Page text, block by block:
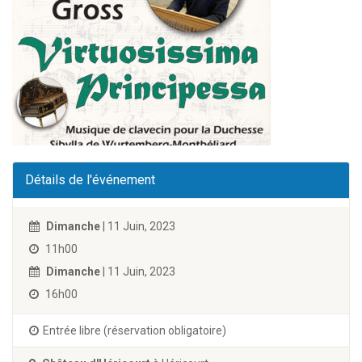
Détails de l'événement
Dimanche | 11 Juin, 2023
11h00
Dimanche | 11 Juin, 2023
16h00
Entrée libre (réservation obligatoire)